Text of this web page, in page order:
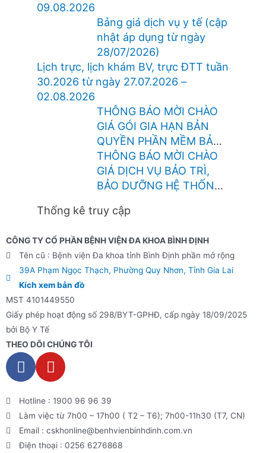
09.08.2026
Bảng giá dịch vụ y tế (cập
nhật áp dụng từ ngày
28/07/2026)
Lịch trực, lịch khám BV, trực ĐTT tuần
30.2026 từ ngày 27.07.2026 –
02.08.2026
THÔNG BÁO MỜI CHÀO
GIÁ GÓI GIA HẠN BẢN
QUYỀN PHẦN MỀM BẢO
VỆ HỢP NHẤT CHO THIẾT
BỊ TƯỜNG LỬA
FOTINEST FORTIGATE –
THÔNG BÁO MỜI CHÀO
GIÁ DỊCH VỤ BẢO TRÌ,
BẢO DƯỠNG HỆ THỐNG
BỆNH VIỆN BÌNH ĐỊNH
Thống kê truy cập
CÔNG TY CỔ PHẦN BỆNH VIỆN ĐA KHOA BÌNH ĐỊNH
Tên cũ : Bệnh viện Đa khoa tỉnh Bình Định phần mở rộng
39A Phạm Ngọc Thạch, Phường Quy Nhơn, Tỉnh Gia Lai
Kích xem bản đồ
MST 4101449550
Giấy phép hoạt động số 298/BYT-GPHĐ, cấp ngày 18/09/2025
bởi Bộ Y Tế
THEO DÕI CHÚNG TÔI
Hotline : 1900 96 96 39
Làm việc từ 7h00 – 17h00 ( T2 – T6); 7h00-11h30 (T7, CN)
Email : cskhonline@benhvienbinhdinh.com.vn
Điện thoại : 0256 6276868